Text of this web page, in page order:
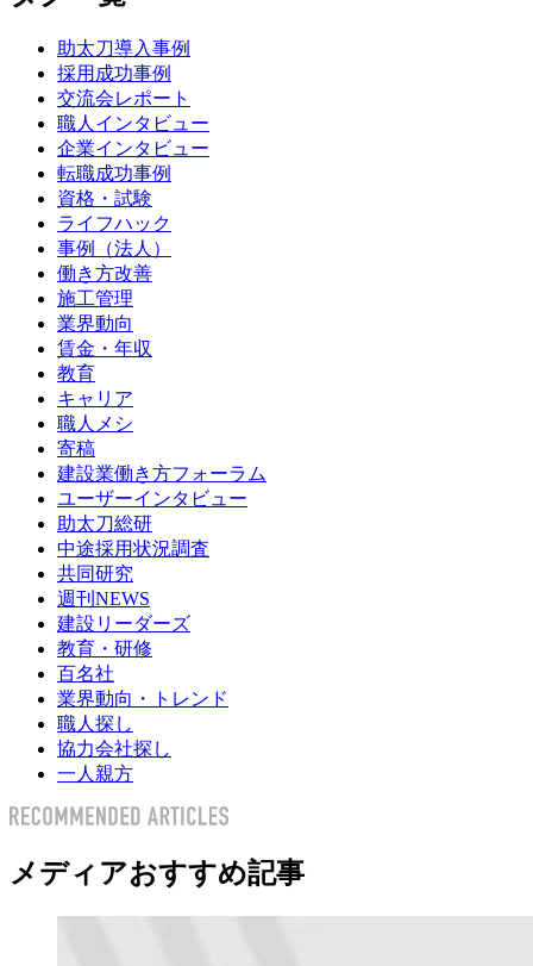
助太刀導入事例
採用成功事例
交流会レポート
職人インタビュー
企業インタビュー
転職成功事例
資格・試験
ライフハック
事例（法人）
働き方改善
施工管理
業界動向
賃金・年収
教育
キャリア
職人メシ
寄稿
建設業働き方フォーラム
ユーザーインタビュー
助太刀総研
中途採用状況調査
共同研究
週刊NEWS
建設リーダーズ
教育・研修
百名社
業界動向・トレンド
職人探し
協力会社探し
一人親方
メディアおすすめ記事